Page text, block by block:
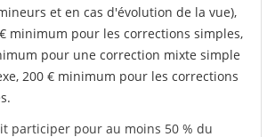
et en cas d'évolution de la vue),
minimum pour les corrections simples,
pour une correction mixte simple
200 € minimum pour les corrections
participer pour au moins 50 % du